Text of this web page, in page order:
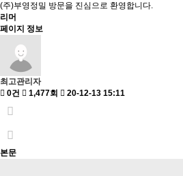
(주)부영정밀 방문을 진심으로 환영합니다.
리머
페이지 정보
최고관리자
0건
1,477회 20-12-13 15:11
본문